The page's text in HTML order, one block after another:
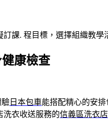
課. 程目標，選擇組織教學
康檢查
驗 日本包車能搭配精心的安
洗衣收送服務的信義區洗衣店